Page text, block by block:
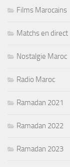
Films Marocains
Matchs en direct
Nostalgie Maroc
Radio Maroc
Ramadan 2021
Ramadan 2022
Ramadan 2023